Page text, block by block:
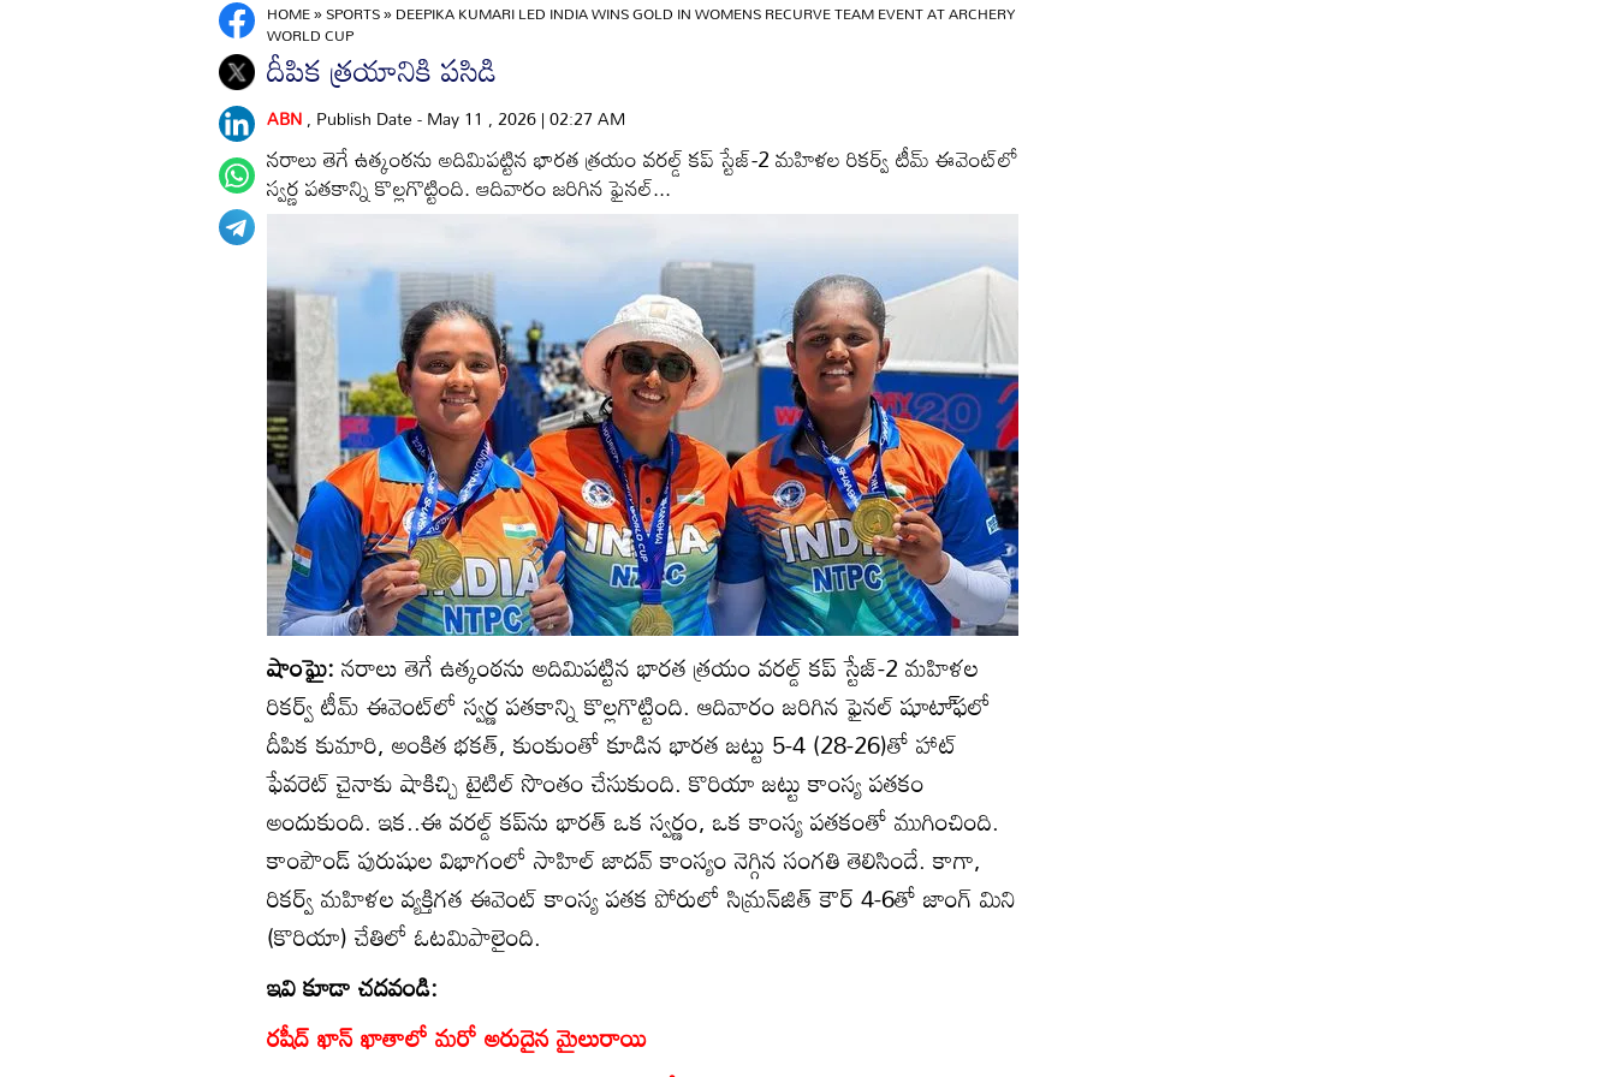
HOME»SPORTS»DEEPIKA KUMARI LED INDIA WINS GOLD IN WOMENS RECURVE TEAM EVENT AT ARCHERY
WORLD CUP
దీపిక త్రయానికి పసిడి
ABN, Publish Date - May 11 , 2026 | 02:27 AM
నరాలు తెగే ఉత్కంఠను అదిమిపట్టిన భారత త్రయం వరల్డ్‌ కప్‌ స్టేజ్‌-2 మహిళల రికర్వ్‌ టీమ్‌ ఈవెంట్‌లో
స్వర్ణ పతకాన్ని కొల్లగొట్టింది. ఆదివారం జరిగిన ఫైనల్‌...
షాంఘై:నరాలు తెగే ఉత్కంఠను అదిమిపట్టిన భారత త్రయం వరల్డ్‌ కప్‌ స్టేజ్‌-2 మహిళల
రికర్వ్‌ టీమ్‌ ఈవెంట్‌లో స్వర్ణ పతకాన్ని కొల్లగొట్టింది. ఆదివారం జరిగిన ఫైనల్‌ షూటా్‌ఫలో
దీపిక కుమారి, అంకిత భకత్‌, కుంకుంతో కూడిన భారత జట్టు 5-4 (28-26)తో హాట్‌
ఫేవరెట్‌ చైనాకు షాకిచ్చి టైటిల్‌ సొంతం చేసుకుంది. కొరియా జట్టు కాంస్య పతకం
అందుకుంది. ఇక..ఈ వరల్డ్‌ కప్‌ను భారత్‌ ఒక స్వర్ణం, ఒక కాంస్య పతకంతో ముగించింది.
కాంపౌండ్‌ పురుషుల విభాగంలో సాహిల్‌ జాదవ్‌ కాంస్యం నెగ్గిన సంగతి తెలిసిందే. కాగా,
రికర్వ్‌ మహిళల వ్యక్తిగత ఈవెంట్‌ కాంస్య పతక పోరులో సిమ్రన్‌జిత్‌ కౌర్‌ 4-6తో జాంగ్‌ మిని
(కొరియా) చేతిలో ఓటమిపాలైంది.
ఇవి కూడా చదవండి:
రషీద్ ఖాన్ ఖాతాలో మరో అరుదైన మైలురాయి